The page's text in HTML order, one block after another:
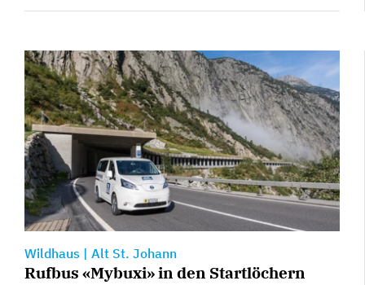
Wildhaus | Alt St. Johann
Rufbus «Mybuxi» in den Startlöchern